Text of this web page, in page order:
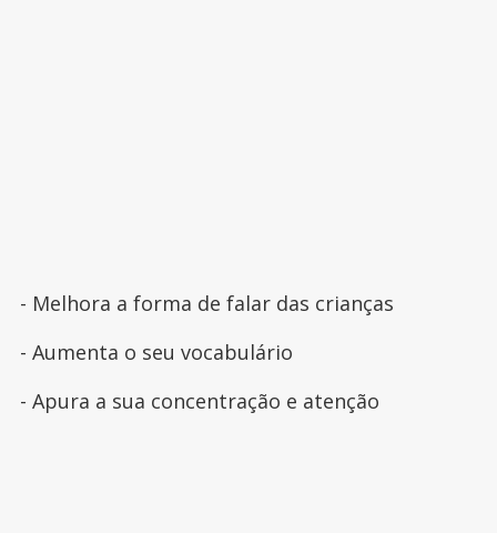
- Melhora a forma de falar das crianças
- Aumenta o seu vocabulário
- Apura a sua concentração e atenção